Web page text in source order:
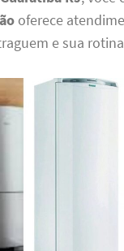
oferece
e sua